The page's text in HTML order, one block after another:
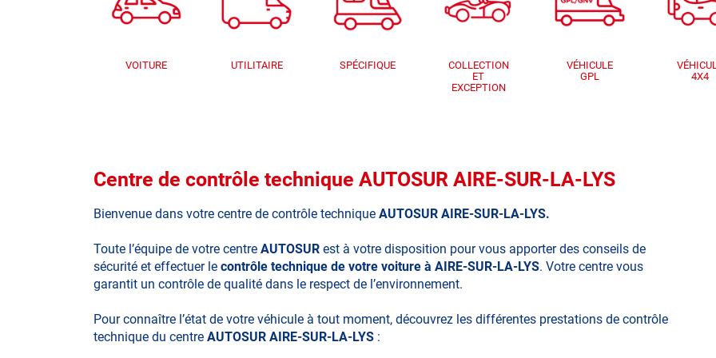
VOITURE UTILITAIRE SPÉCIFIQUE
COLLECTION
ET
EXCEPTION
VÉHICULE
GPL
4X4
Centre de contrôle technique AUTOSUR AIRE-SUR-LA-LYS
Bienvenue dans votre centre de contrôle technique AUTOSUR AIRE-SUR-LA-LYS.
Toute l’équipe de votre centre AUTOSUR est à votre disposition pour vous apporter des conseils de
sécurité et effectuer le contrôle technique de votre voiture à AIRE-SUR-LA-LYS. Votre centre vous
garantit un contrôle de qualité dans le respect de l’environnement.
Pour connaître l’état de votre véhicule à tout moment, découvrez les différentes prestations de contrôle
technique du centre AUTOSUR AIRE-SUR-LA-LYS :